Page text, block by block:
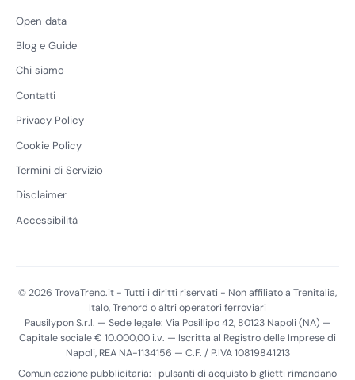
Open data
Blog e Guide
Chi siamo
Contatti
Privacy Policy
Cookie Policy
Termini di Servizio
Disclaimer
Accessibilità
© 2026 TrovaTreno.it - Tutti i diritti riservati - Non affiliato a Trenitalia,
Italo, Trenord o altri operatori ferroviari
Pausilypon S.r.l. — Sede legale: Via Posillipo 42, 80123 Napoli (NA) —
Capitale sociale € 10.000,00 i.v. — Iscritta al Registro delle Imprese di
Napoli, REA NA-1134156 — C.F. / P.IVA 10819841213
Comunicazione pubblicitaria: i pulsanti di acquisto biglietti rimandano